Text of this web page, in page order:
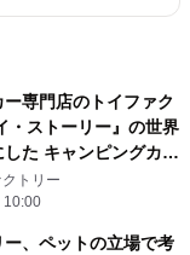
専門店のトイファク
・ストーリー』の世界
た キャンピングカー
」 30台の限定生産で
開始！
トリー
10:00
ー、ペットの立場で考